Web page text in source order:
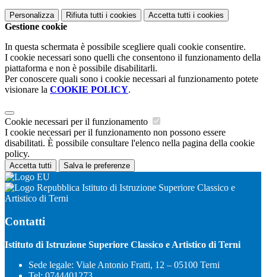
Personalizza Rifiuta tutti i cookies Accetta tutti i cookies
Gestione cookie
In questa schermata è possibile scegliere quali cookie consentire.
I cookie necessari sono quelli che consentono il funzionamento della
piattaforma e non è possibile disabilitarli.
Per conoscere quali sono i cookie necessari al funzionamento potete
visionare la COOKIE POLICY.
Cookie necessari per il funzionamento
I cookie necessari per il funzionamento non possono essere
disabilitati. È possibile consultare l'elenco nella pagina della cookie
policy.
Accetta tutti Salva le preferenze
Istituto di Istruzione Superiore Classico e
Artistico di Terni
Contatti
Istituto di Istruzione Superiore Classico e Artistico di Terni
Sede legale: Viale Antonio Fratti, 12 – 05100 Terni